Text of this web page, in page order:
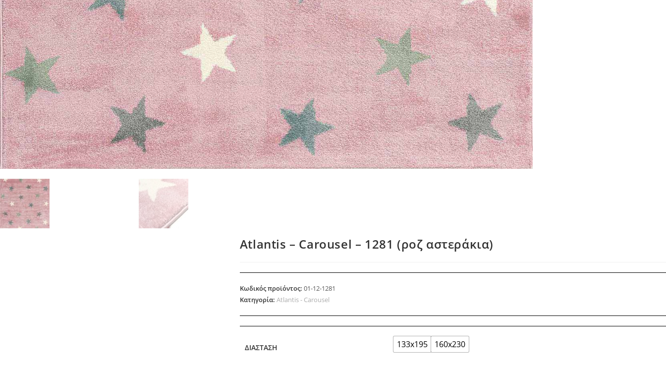
Atlantis – Carousel – 1281 (ροζ αστεράκια)
Κωδικός προϊόντος: 01-12-1281
Κατηγορία: Atlantis - Carousel
ΔΙΆΣΤΑΣΗ 133x195 160x230